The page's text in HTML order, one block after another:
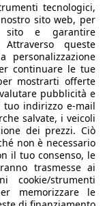
per la correttezza
Torna su
europeo.
tecnologici,
sito web, per
sito e garantire
queste
personalizzazione
continuare le tue
mostrarti offerte
pubblicità e
tuo indirizzo e-mail
salvate, i veicoli
dei prezzi. Ciò
non è necessario
il tuo consenso, le
trasmesse ai
cookie/strumenti
memorizzare le